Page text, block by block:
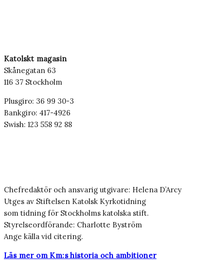
Katolskt magasin
Skånegatan 63
116 37 Stockholm
Plusgiro: 36 99 30-3
Bankgiro: 417-4926
Swish: 123 558 92 88
Chefredaktör och ansvarig utgivare: Helena D’Arcy
Utges av Stiftelsen Katolsk Kyrkotidning
som tidning för Stockholms katolska stift.
Styrelseordförande: Charlotte Byström
Ange källa vid citering.
Läs mer om Km:s historia och ambitioner